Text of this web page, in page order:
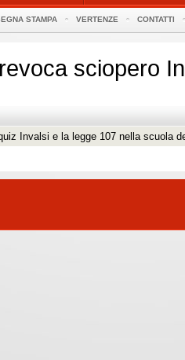
STAMPA VERTENZE CONTATTI
sciopero
Invalsi e la legge 107 nella scuola